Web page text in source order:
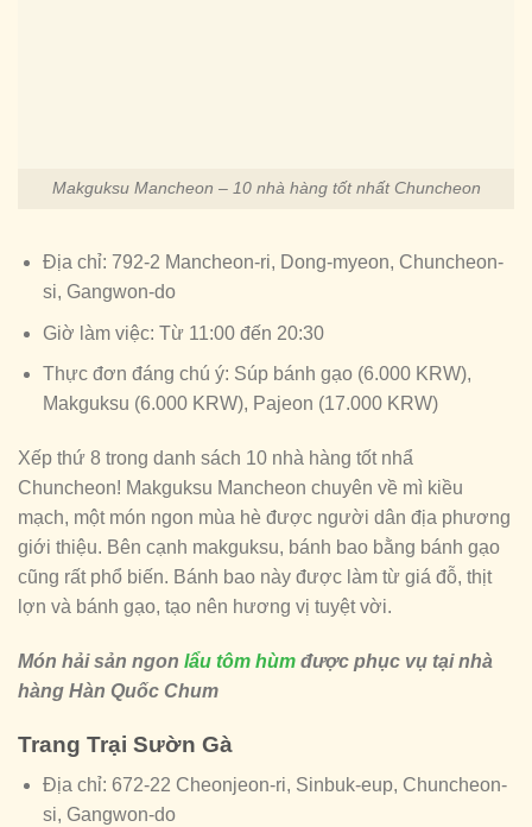
Makguksu Mancheon – 10 nhà hàng tốt nhất Chuncheon
Địa chỉ: 792-2 Mancheon-ri, Dong-myeon, Chuncheon-
si, Gangwon-do
Giờ làm việc: Từ 11:00 đến 20:30
Thực đơn đáng chú ý: Súp bánh gạo (6.000 KRW),
Makguksu (6.000 KRW), Pajeon (17.000 KRW)
Xếp thứ 8 trong danh sách 10 nhà hàng tốt nhẩ
Chuncheon! Makguksu Mancheon chuyên về mì kiều
mạch, một món ngon mùa hè được người dân địa phương
giới thiệu. Bên cạnh makguksu, bánh bao bằng bánh gạo
cũng rất phổ biến. Bánh bao này được làm từ giá đỗ, thịt
lợn và bánh gạo, tạo nên hương vị tuyệt vời.
Món hải sản ngon lẩu tôm hùm được phục vụ tại nhà
hàng Hàn Quốc Chum
Trang Trại Sườn Gà
Địa chỉ: 672-22 Cheonjeon-ri, Sinbuk-eup, Chuncheon-
si, Gangwon-do